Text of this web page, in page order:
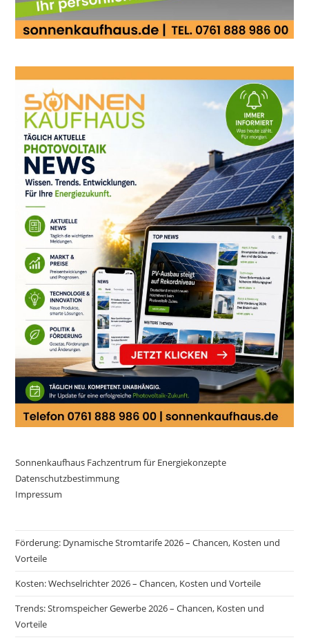
Sonnenkaufhaus Fachzentrum für Energiekonzepte
Datenschutzbestimmung
Impressum
Förderung: Dynamische Stromtarife 2026 – Chancen, Kosten und
Vorteile
Kosten: Wechselrichter 2026 – Chancen, Kosten und Vorteile
Trends: Stromspeicher Gewerbe 2026 – Chancen, Kosten und
Vorteile